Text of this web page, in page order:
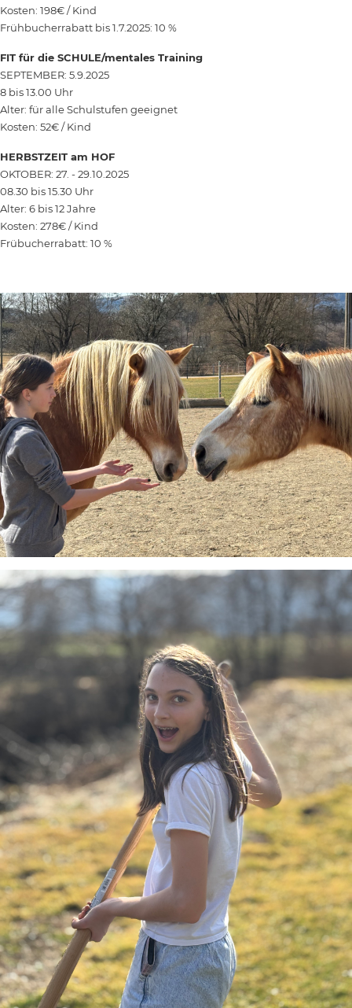
Kosten: 198€ / Kind
Frühbucherrabatt bis 1.7.2025: 10 %
FIT für die SCHULE/mentales Training
SEPTEMBER: 5.9.2025
8 bis 13.00 Uhr
Alter: für alle Schulstufen geeignet
Kosten: 52€ / Kind
HERBSTZEIT am HOF
OKTOBER: 27. - 29.10.2025
08.30 bis 15.30 Uhr
Alter: 6 bis 12 Jahre
Kosten: 278€ / Kind
Frübucherrabatt: 10 %